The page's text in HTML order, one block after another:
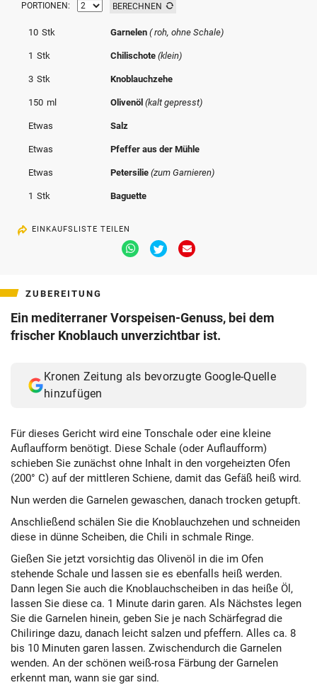
© Krone Multimedia GmbH & Co KG 2026
Muthgasse 2, 1190 Wien
PORTIONEN: BERECHNEN
10 Stk Garnelen( roh, ohne Schale)
1 Stk Chilischote(klein)
3 Stk Knoblauchzehe
150 ml Olivenöl(kalt gepresst)
Etwas Salz
Etwas Pfeffer aus der Mühle
Etwas Petersilie(zum Garnieren)
1 Stk Baguette
EINKAUFSLISTE TEILEN
Via
Whatsapp
Via
Twitter
Via
ZUBEREITUNG
Ein mediterraner Vorspeisen-Genuss, bei dem
frischer Knoblauch unverzichtbar ist.
Kronen Zeitung als bevorzugte Google-Quelle
hinzufügen
Für dieses Gericht wird eine Tonschale oder eine kleine
Auflaufform benötigt. Diese Schale (oder Auflaufform)
schieben Sie zunächst ohne Inhalt in den vorgeheizten Ofen
(200° C) auf der mittleren Schiene, damit das Gefäß heiß wird.
Nun werden die Garnelen gewaschen, danach trocken getupft.
Anschließend schälen Sie die Knoblauchzehen und schneiden
diese in dünne Scheiben, die Chili in schmale Ringe.
Gießen Sie jetzt vorsichtig das Olivenöl in die im Ofen
stehende Schale und lassen sie es ebenfalls heiß werden.
Dann legen Sie auch die Knoblauchscheiben in das heiße Öl,
lassen Sie diese ca. 1 Minute darin garen. Als Nächstes legen
Sie die Garnelen hinein, geben Sie je nach Schärfegrad die
Chiliringe dazu, danach leicht salzen und pfeffern. Alles ca. 8
bis 10 Minuten garen lassen. Zwischendurch die Garnelen
wenden. An der schönen weiß-rosa Färbung der Garnelen
erkennt man, wann sie gar sind.